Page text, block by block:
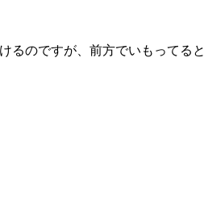
るのですが、前方でいもってる